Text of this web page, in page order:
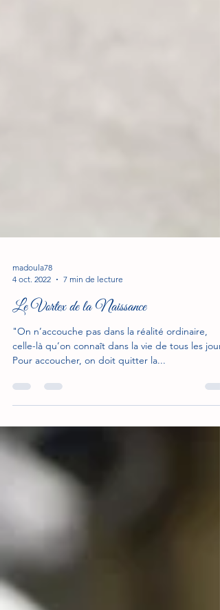
madoula78
4 oct. 2022
7 min de lecture
Le Vortex de la Naissance
"On n’accouche pas dans la réalité ordinaire,
Pour accoucher, on doit quitter la...